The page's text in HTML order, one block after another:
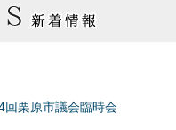
回栗原市議会臨時会